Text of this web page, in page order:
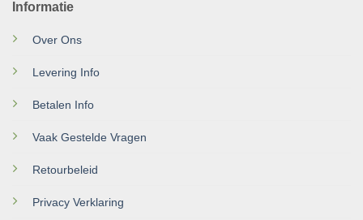
Informatie
Over Ons
Levering Info
Betalen Info
Vaak Gestelde Vragen
Retourbeleid
Privacy Verklaring